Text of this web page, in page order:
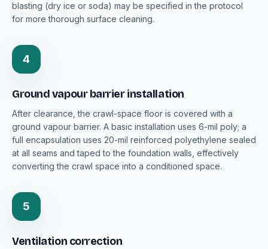
blasting (dry ice or soda) may be specified in the protocol
for more thorough surface cleaning.
4
Ground vapour barrier installation
After clearance, the crawl-space floor is covered with a
ground vapour barrier. A basic installation uses 6-mil poly; a
full encapsulation uses 20-mil reinforced polyethylene sealed
at all seams and taped to the foundation walls, effectively
converting the crawl space into a conditioned space.
5
Ventilation correction